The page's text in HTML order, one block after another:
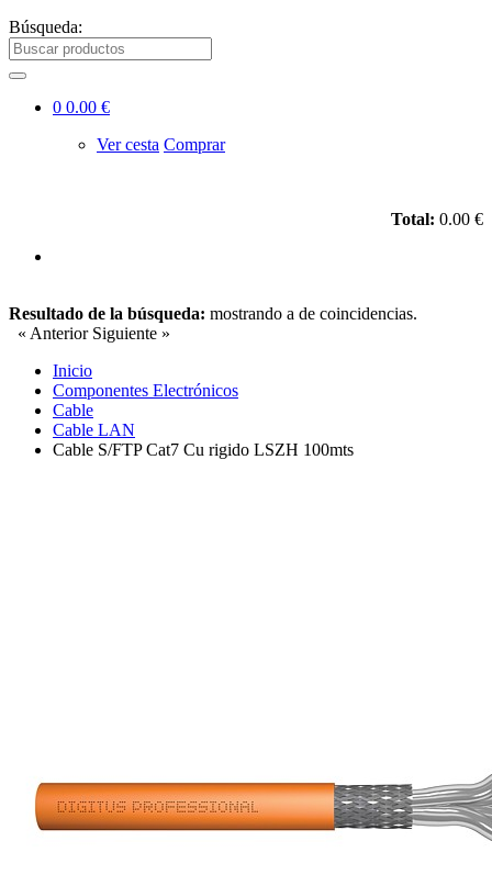
Búsqueda:
0 0.00 €
Ver cesta Comprar
Total: 0.00 €
Resultado de la búsqueda: mostrando a de coincidencias.
« Anterior Siguiente »
Inicio
Componentes Electrónicos
Cable
Cable LAN
Cable S/FTP Cat7 Cu rigido LSZH 100mts